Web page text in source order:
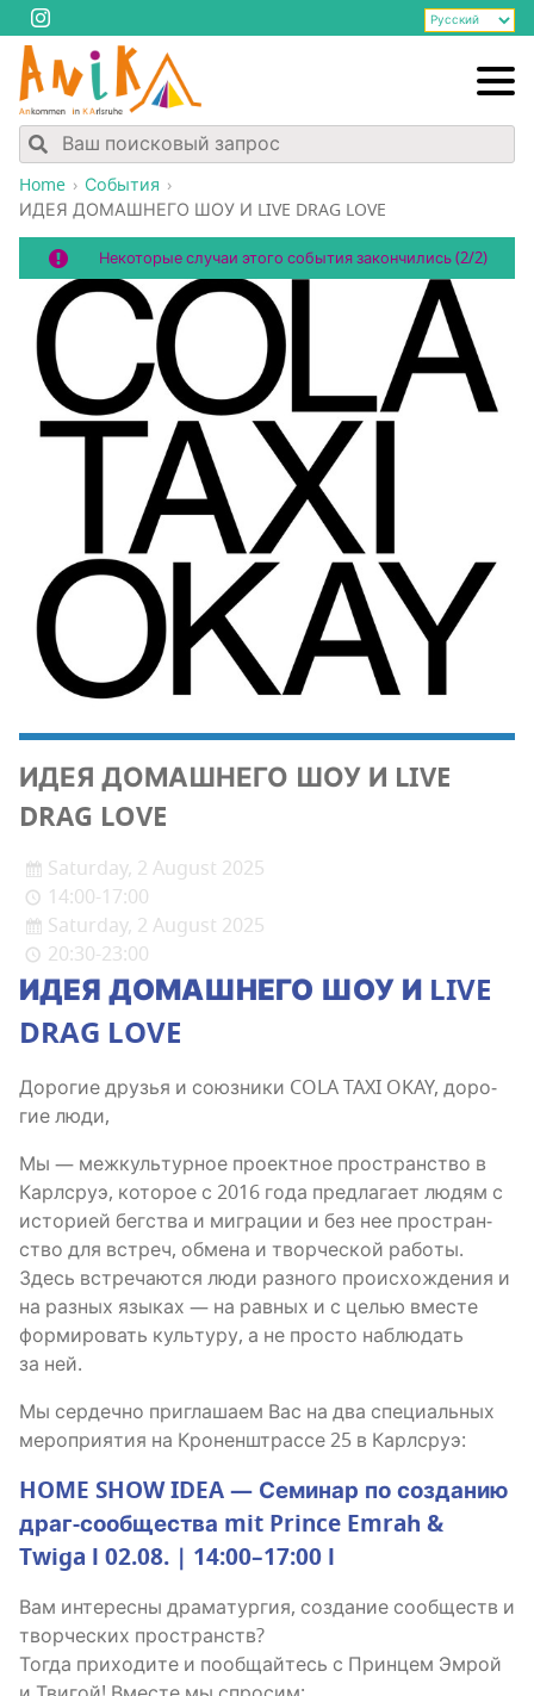
Home
События
ИДЕЯ ДОМАШНЕГО ШОУ И LIVE DRAG LOVE
Некоторые случаи этого события закончились (2/2)
ИДЕЯ ДОМАШНЕГО ШОУ И LIVE
DRAG LOVE
Saturday, 2 August 2025
14:00-17:00
Saturday, 2 August 2025
20:30-23:00
ИДЕЯ ДОМАШНЕГО ШОУ И LIVE
DRAG LOVE
Доро­гие дру­зья и союз­ни­ки COLA TAXI OKAY, доро­
гие люди,
Мы — меж­куль­тур­ное про­ект­ное про­стран­ство в
Карлсруэ, кото­рое с 2016 года пред­ла­га­ет людям с
исто­ри­ей бег­ства и мигра­ции и без нее про­стран­
ство для встреч, обме­на и твор­че­ской рабо­ты.
Здесь встре­ча­ют­ся люди раз­но­го про­ис­хож­де­ния и
на раз­ных язы­ках — на рав­ных и с целью вме­сте
фор­ми­ро­вать куль­ту­ру, а не про­сто наблю­дать
за ней.
Мы сер­деч­но при­гла­ша­ем Вас на два спе­ци­аль­ных
меро­при­я­тия на Кро­нен­штрас­се 25 в Карлсруэ:
HOME SHOW IDEA — Семи­нар по созда­нию
драг-сооб­ще­ства mit Prince Emrah &
Twiga l 02.08. | 14:00–17:00 l
Вам инте­рес­ны дра­ма­тур­гия, созда­ние сооб­ществ и
твор­че­ских про­странств?
Тогда при­хо­ди­те и пооб­щай­тесь с Прин­цем Эмрой